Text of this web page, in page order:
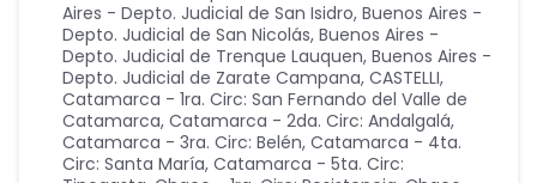
Aires - Depto. Judicial de San Isidro, Buenos Aires -
Depto. Judicial de San Nicolás, Buenos Aires -
Depto. Judicial de Trenque Lauquen, Buenos Aires -
Depto. Judicial de Zarate Campana, CASTELLI,
Catamarca - 1ra. Circ: San Fernando del Valle de
Catamarca, Catamarca - 2da. Circ: Andalgalá,
Catamarca - 3ra. Circ: Belén, Catamarca - 4ta.
Circ: Santa María, Catamarca - 5ta. Circ: